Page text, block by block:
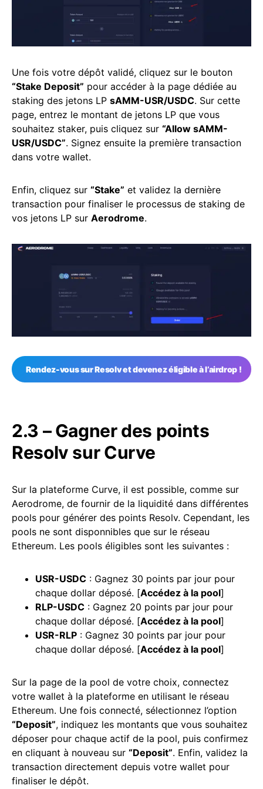
Une fois votre dépôt validé, cliquez sur le bouton
“Stake Deposit” pour accéder à la page dédiée au
staking des jetons LP sAMM-USR/USDC. Sur cette
page, entrez le montant de jetons LP que vous
souhaitez staker, puis cliquez sur “Allow sAMM-
USR/USDC”. Signez ensuite la première transaction
dans votre wallet.
Enfin, cliquez sur “Stake” et validez la dernière
transaction pour finaliser le processus de staking de
vos jetons LP sur Aerodrome.
Rendez-vous sur Resolv et devenez éligible à l’airdrop !
2.3 – Gagner des points
Resolv sur Curve
Sur la plateforme Curve, il est possible, comme sur
Aerodrome, de fournir de la liquidité dans différentes
pools pour générer des points Resolv. Cependant, les
pools ne sont disponnibles que sur le réseau
Ethereum. Les pools éligibles sont les suivantes :
USR-USDC : Gagnez 30 points par jour pour
chaque dollar déposé. [Accédez à la pool]
RLP-USDC : Gagnez 20 points par jour pour
chaque dollar déposé. [Accédez à la pool]
USR-RLP : Gagnez 30 points par jour pour
chaque dollar déposé. [Accédez à la pool]
Sur la page de la pool de votre choix, connectez
votre wallet à la plateforme en utilisant le réseau
Ethereum. Une fois connecté, sélectionnez l’option
“Deposit”, indiquez les montants que vous souhaitez
déposer pour chaque actif de la pool, puis confirmez
en cliquant à nouveau sur “Deposit”. Enfin, validez la
transaction directement depuis votre wallet pour
finaliser le dépôt.